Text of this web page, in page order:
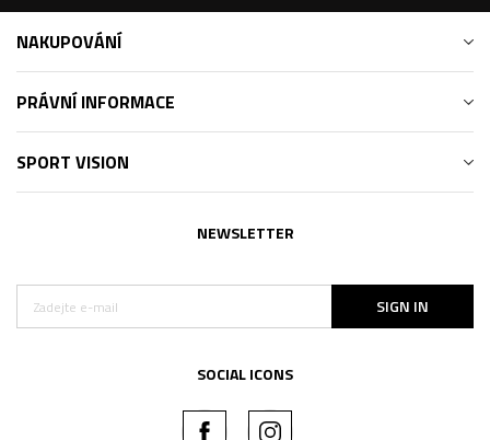
NAKUPOVÁNÍ
PRÁVNÍ INFORMACE
SPORT VISION
NEWSLETTER
SIGN IN
SOCIAL ICONS